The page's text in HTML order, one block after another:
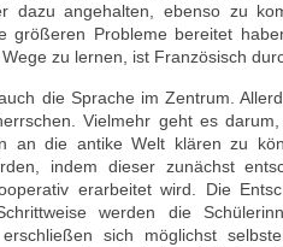
dazu angehalten, ebenso zu
größeren Probleme bereitet
zu lernen, ist Französisch
die Sprache im Zentrum.
Vielmehr geht es
an die antike Welt klären zu
indem dieser zunächst
erarbeitet wird. Die
werden die
sich möglichst